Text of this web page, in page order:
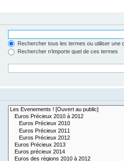
Rechercher tous les termes ou utiliser une
Rechercher n’importe quel de ces termes